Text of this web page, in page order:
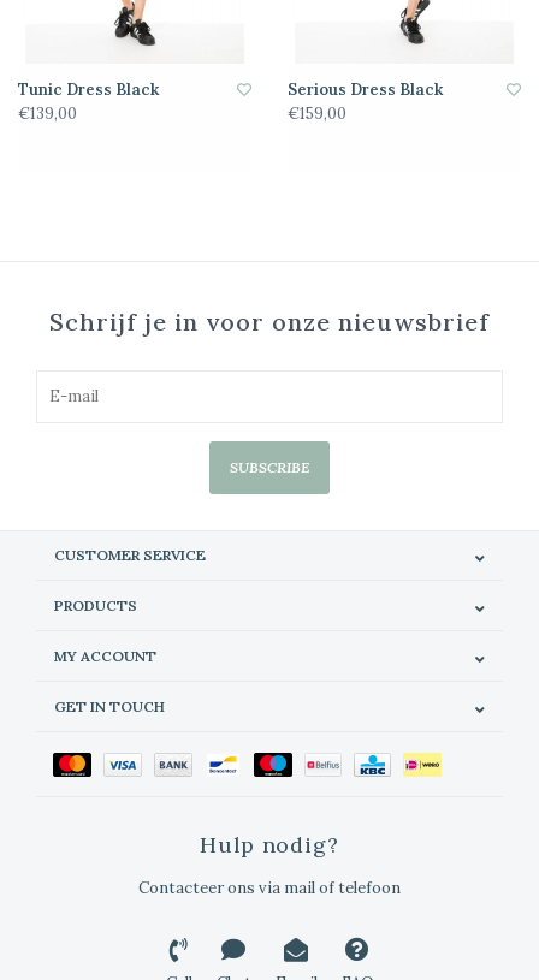
Tunic Dress Black
€139,00
Serious Dress Black
€159,00
Schrijf je in voor onze nieuwsbrief
SUBSCRIBE
CUSTOMER SERVICE
PRODUCTS
MY ACCOUNT
GET IN TOUCH
Hulp nodig?
Contacteer ons via mail of telefoon